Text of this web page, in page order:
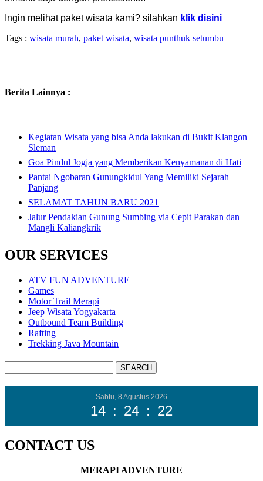
Ingin melihat paket wisata kami? silahkan klik disini
Tags : wisata murah, paket wisata, wisata punthuk setumbu
Berita Lainnya :
Kegiatan Wisata yang bisa Anda lakukan di Bukit Klangon
Sleman
Goa Pindul Jogja yang Memberikan Kenyamanan di Hati
Pantai Ngobaran Gunungkidul Yang Memiliki Sejarah
Panjang
SELAMAT TAHUN BARU 2021
Jalur Pendakian Gunung Sumbing via Cepit Parakan dan
Mangli Kaliangkrik
OUR SERVICES
ATV FUN ADVENTURE
Games
Motor Trail Merapi
Jeep Wisata Yogyakarta
Outbound Team Building
Rafting
Trekking Java Mountain
Sabtu, 8 Agustus 2026
14 : 24 : 23
CONTACT US
MERAPI ADVENTURE